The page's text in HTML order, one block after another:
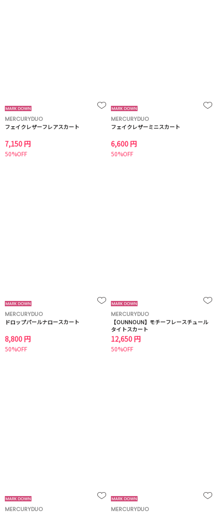
MERCURYDUO
フェイクレザーフレアスカート
7,150 円
50%OFF
MERCURYDUO
フェイクレザーミニスカート
6,600 円
50%OFF
MERCURYDUO
ドロップパールナロースカート
8,800 円
50%OFF
MERCURYDUO
【OUNNOUN】モチーフレースチュール
タイトスカート
12,650 円
50%OFF
MERCURYDUO
MERCURYDUO